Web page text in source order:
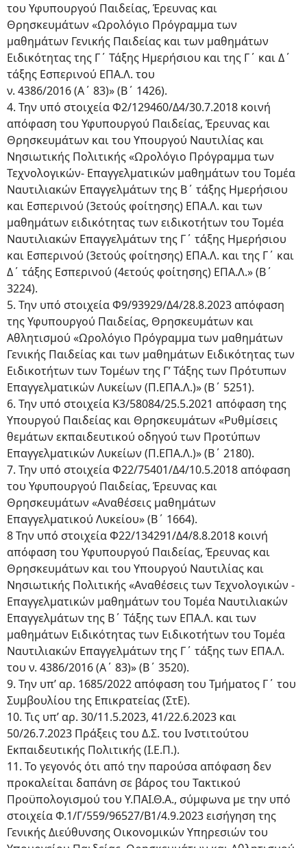
του Υφυπουργού Παιδείας, Έρευνας και
Θρησκευμάτων «Ωρολόγιο Πρόγραμμα των
μαθημάτων Γενικής Παιδείας και των μαθημάτων
Ειδικότητας της Γ΄ Τάξης Ημερήσιου και της Γ΄ και Δ΄
τάξης Εσπερινού ΕΠΑ.Λ. του
ν. 4386/2016 (Α΄ 83)» (Β΄ 1426).
4. Την υπό στοιχεία Φ2/129460/Δ4/30.7.2018 κοινή
απόφαση του Υφυπουργού Παιδείας, Έρευνας και
Θρησκευμάτων και του Υπουργού Ναυτιλίας και
Νησιωτικής Πολιτικής «Ωρολόγιο Πρόγραμμα των
Τεχνολογικών- Επαγγελματικών μαθημάτων του Τομέα
Ναυτιλιακών Επαγγελμάτων της Β΄ τάξης Ημερήσιου
και Εσπερινού (3ετούς φοίτησης) ΕΠΑ.Λ. και των
μαθημάτων ειδικότητας των ειδικοτήτων του Τομέα
Ναυτιλιακών Επαγγελμάτων της Γ΄ τάξης Ημερήσιου
και Εσπερινού (3ετούς φοίτησης) ΕΠΑ.Λ. και της Γ΄ και
Δ΄ τάξης Εσπερινού (4ετούς φοίτησης) ΕΠΑ.Λ.» (B΄
3224).
5. Την υπό στοιχεία Φ9/93929/Δ4/28.8.2023 απόφαση
της Υφυπουργού Παιδείας, Θρησκευμάτων και
Αθλητισμού «Ωρολόγιο Πρόγραμμα των μαθημάτων
Γενικής Παιδείας και των μαθημάτων Ειδικότητας των
Ειδικοτήτων των Τομέων της Γ’ Τάξης των Πρότυπων
Επαγγελματικών Λυκείων (Π.ΕΠΑ.Λ.)» (Β΄ 5251).
6. Την υπό στοιχεία Κ3/58084/25.5.2021 απόφαση της
Υπουργού Παιδείας και Θρησκευμάτων «Ρυθμίσεις
θεμάτων εκπαιδευτικού οδηγού των Προτύπων
Επαγγελματικών Λυκείων (Π.ΕΠΑ.Λ.)» (Β΄ 2180).
7. Την υπό στοιχεία Φ22/75401/Δ4/10.5.2018 απόφαση
του Υφυπουργού Παιδείας, Έρευνας και
Θρησκευμάτων «Αναθέσεις μαθημάτων
Επαγγελματικού Λυκείου» (Β΄ 1664).
8 Την υπό στοιχεία Φ22/134291/Δ4/8.8.2018 κοινή
απόφαση του Υφυπουργού Παιδείας, Έρευνας και
Θρησκευμάτων και του Υπουργού Ναυτιλίας και
Νησιωτικής Πολιτικής «Αναθέσεις των Τεχνολογικών -
Επαγγελματικών μαθημάτων του Τομέα Ναυτιλιακών
Επαγγελμάτων της Β΄ Τάξης των ΕΠΑ.Λ. και των
μαθημάτων Ειδικότητας των Ειδικοτήτων του Τομέα
Ναυτιλιακών Επαγγελμάτων της Γ΄ τάξης των ΕΠΑ.Λ.
του ν. 4386/2016 (Α΄ 83)» (Β΄ 3520).
9. Την υπ’ αρ. 1685/2022 απόφαση του Τμήματος Γ΄ του
Συμβουλίου της Επικρατείας (ΣτΕ).
10. Τις υπ’ αρ. 30/11.5.2023, 41/22.6.2023 και
50/26.7.2023 Πράξεις του Δ.Σ. του Ινστιτούτου
Εκπαιδευτικής Πολιτικής (Ι.Ε.Π.).
11. Το γεγονός ότι από την παρούσα απόφαση δεν
προκαλείται δαπάνη σε βάρος του Τακτικού
Προϋπολογισμού του Υ.ΠΑΙ.Θ.Α., σύμφωνα με την υπό
στοιχεία Φ.1/Γ/559/96527/Β1/4.9.2023 εισήγηση της
Γενικής Διεύθυνσης Οικονομικών Υπηρεσιών του